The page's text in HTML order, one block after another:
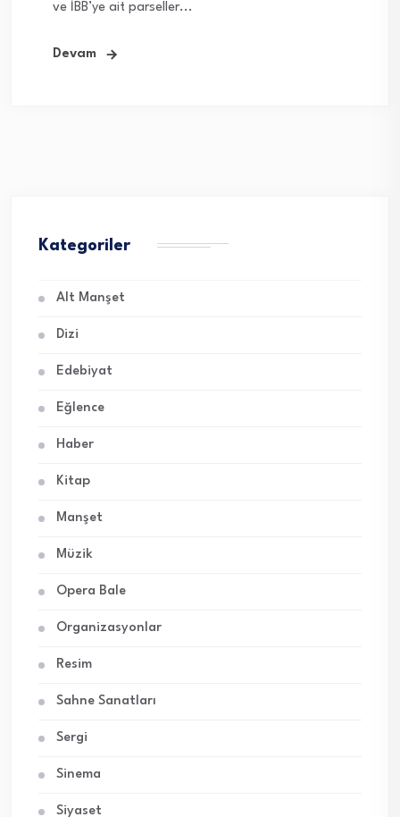
ve İBB’ye ait parseller...
Devam
Kategoriler
Alt Manşet
Dizi
Edebiyat
Eğlence
Haber
Kitap
Manşet
Müzik
Opera Bale
Organizasyonlar
Resim
Sahne Sanatları
Sergi
Sinema
Siyaset